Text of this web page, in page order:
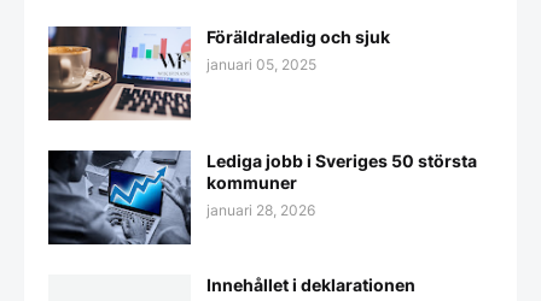
Föräldraledig och sjuk
januari 05, 2025
Lediga jobb i Sveriges 50 största
kommuner
januari 28, 2026
Innehållet i deklarationen